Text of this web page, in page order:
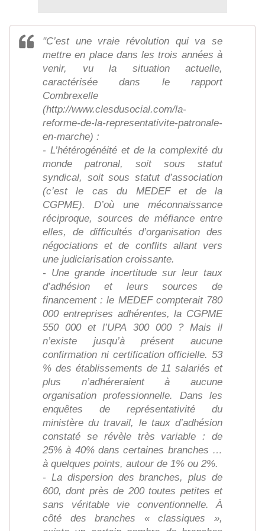
"C’est une vraie révolution qui va se
mettre en place dans les trois années à
venir, vu la situation actuelle,
caractérisée dans le rapport
Combrexelle
(http://www.clesdusocial.com/la-
reforme-de-la-representativite-patronale-
en-marche) :
- L’hétérogénéité et de la complexité du
monde patronal, soit sous statut
syndical, soit sous statut d’association
(c’est le cas du MEDEF et de la
CGPME). D’où une méconnaissance
réciproque, sources de méfiance entre
elles, de difficultés d’organisation des
négociations et de conflits allant vers
une judiciarisation croissante.
- Une grande incertitude sur leur taux
d’adhésion et leurs sources de
financement : le MEDEF compterait 780
000 entreprises adhérentes, la CGPME
550 000 et l’UPA 300 000 ? Mais il
n’existe jusqu’à présent aucune
confirmation ni certification officielle. 53
% des établissements de 11 salariés et
plus n’adhéreraient à aucune
organisation professionnelle. Dans les
enquêtes de représentativité du
ministère du travail, le taux d’adhésion
constaté se révèle très variable : de
25% à 40% dans certaines branches …
à quelques points, autour de 1% ou 2%.
- La dispersion des branches, plus de
600, dont près de 200 toutes petites et
sans véritable vie conventionnelle. À
côté des branches « classiques »,